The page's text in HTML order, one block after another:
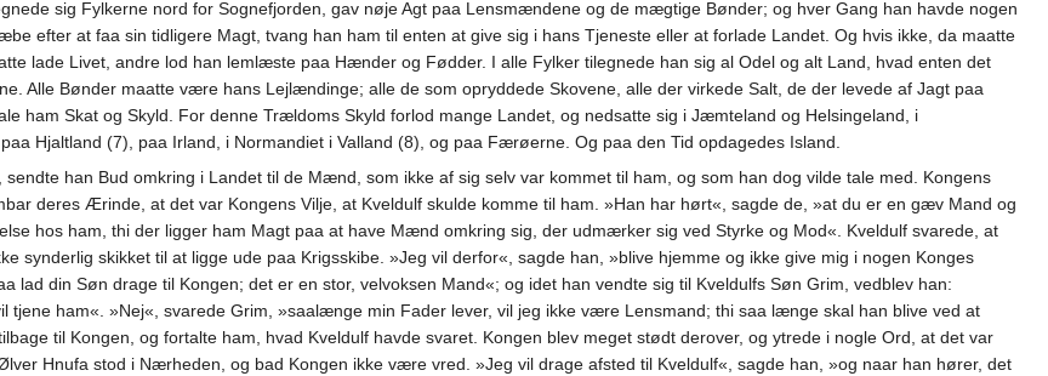
sig Fylkerne nord for Sognefjorden, gav nøje Agt paa Lensmændene og de mægtige Bønder; og hver Gang han havde nogen
efter at faa sin tidligere Magt, tvang han ham til enten at give sig i hans Tjeneste eller at forlade Landet. Og hvis ikke, da maatte
lade Livet, andre lod han lemlæste paa Hænder og Fødder. I alle Fylker tilegnede han sig al Odel og alt Land, hvad enten det
Alle Bønder maatte være hans Lejlændinge; alle de som opryddede Skovene, alle der virkede Salt, de der levede af Jagt paa
ham Skat og Skyld. For denne Trældoms Skyld forlod mange Landet, og nedsatte sig i Jæmteland og Helsingeland, i
Hjaltland (7), paa Irland, i Normandiet i Valland (8), og paa Færøerne. Og paa den Tid opdagedes Island.
han Bud omkring i Landet til de Mænd, som ikke af sig selv var kommet til ham, og som han dog vilde tale med. Kongens
deres Ærinde, at det var Kongens Vilje, at Kveldulf skulde komme til ham. »Han har hørt«, sagde de, »at du er en gæv Mand og
hos ham, thi der ligger ham Magt paa at have Mænd omkring sig, der udmærker sig ved Styrke og Mod«. Kveldulf svarede, at
synderlig skikket til at ligge ude paa Krigsskibe. »Jeg vil derfor«, sagde han, »blive hjemme og ikke give mig i nogen Konges
lad din Søn drage til Kongen; det er en stor, velvoksen Mand«; og idet han vendte sig til Kveldulfs Søn Grim, vedblev han:
tjene ham«. »Nej«, svarede Grim, »saalænge min Fader lever, vil jeg ikke være Lensmand; thi saa længe skal han blive ved at
til Kongen, og fortalte ham, hvad Kveldulf havde svaret. Kongen blev meget stødt derover, og ytrede i nogle Ord, at det var
Hnufa stod i Nærheden, og bad Kongen ikke være vred. »Jeg vil drage afsted til Kveldulf«, sagde han, »og naar han hører, det